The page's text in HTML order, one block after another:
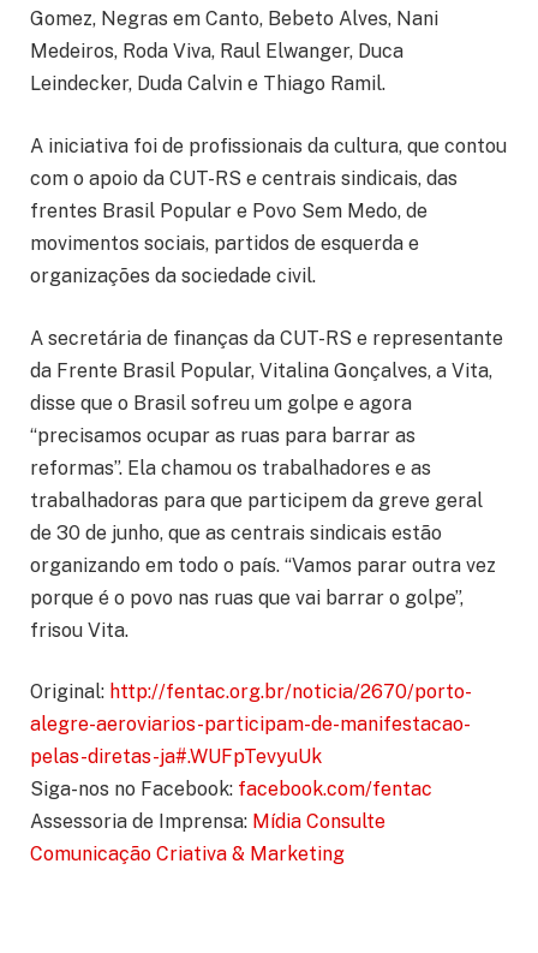
Gomez, Negras em Canto, Bebeto Alves, Nani
Medeiros, Roda Viva, Raul Elwanger, Duca
Leindecker, Duda Calvin e Thiago Ramil.
A iniciativa foi de profissionais da cultura, que contou
com o apoio da CUT-RS e centrais sindicais, das
frentes Brasil Popular e Povo Sem Medo, de
movimentos sociais, partidos de esquerda e
organizações da sociedade civil.
A secretária de finanças da CUT-RS e representante
da Frente Brasil Popular, Vitalina Gonçalves, a Vita,
disse que o Brasil sofreu um golpe e agora
“precisamos ocupar as ruas para barrar as
reformas”. Ela chamou os trabalhadores e as
trabalhadoras para que participem da greve geral
de 30 de junho, que as centrais sindicais estão
organizando em todo o país. “Vamos parar outra vez
porque é o povo nas ruas que vai barrar o golpe”,
frisou Vita.
Original: http://fentac.org.br/noticia/2670/porto-
alegre-aeroviarios-participam-de-manifestacao-
pelas-diretas-ja#.WUFpTevyuUk
Siga-nos no Facebook: facebook.com/fentac
Assessoria de Imprensa: Mídia Consulte
Comunicação Criativa & Marketing